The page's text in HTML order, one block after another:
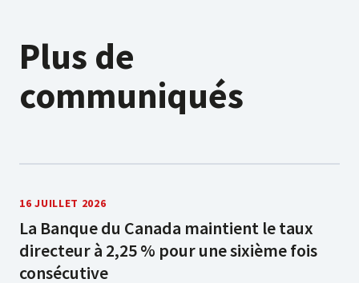
Plus de
communiqués
16 JUILLET 2026
La Banque du Canada maintient le taux
directeur à 2,25 % pour une sixième fois
consécutive